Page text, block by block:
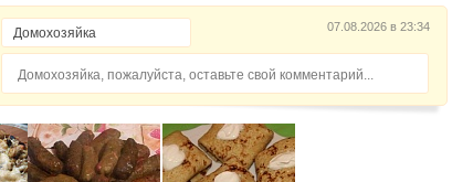
07.08.2026 в 23:34
Домохозяйка, пожалуйста, оставьте свой комментарий...